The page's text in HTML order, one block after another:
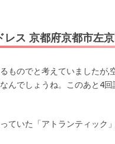
レス 京都府京都市左
ものでと考えていましたが
んでしょうね。このあと4
ていた「アトランティック